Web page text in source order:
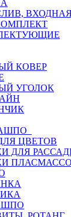
КОВЕР
УГОЛОК
ЦВЕТОВ
ДЛЯ